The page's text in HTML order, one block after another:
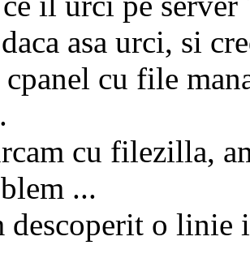
asa urci, si
cu file
cu filezilla,
...
descoperit o linie